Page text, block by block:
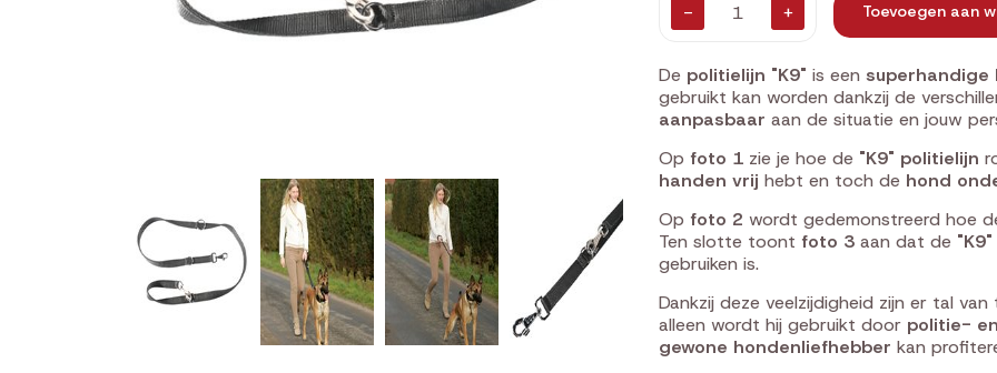
- + Toevoegen aan
De politielijn "K9" is een superhandige
gebruikt kan worden dankzij de
aanpasbaar aan de situatie en jouw
Op foto 1 zie je hoe de "K9" politielijn
handen vrij hebt en toch de hond
Op foto 2 wordt gedemonstreerd hoe
Ten slotte toont foto 3 aan dat de
gebruiken is.
Dankzij deze veelzijdigheid zijn er tal
alleen wordt hij gebruikt door politie-
gewone hondenliefhebber kan